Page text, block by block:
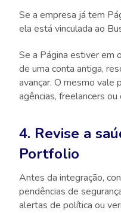
Se a empresa já tem
ela está vinculada ao
Se a Página estiver em
de uma conta antiga,
avançar. O mesmo vale
agências, freelancers
4. Revise a
Portfolio
Antes da integração,
pendências de
alertas de política ou